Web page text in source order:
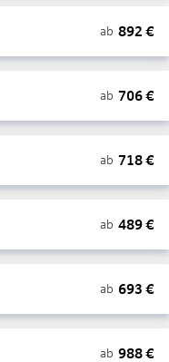
ab 892 €
ab 706€
ab 718€
ab 489€
ab 693 €
ab 988€